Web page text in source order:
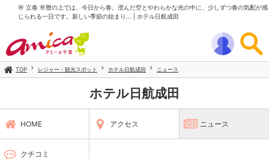
🌸 立春 🌸暦の上では、今日から春。澄んだ空とやわらかな光の中に、少しずつ春の気配が感
じられる一日です。新しい季節の始まり... | ホテル日航成田
TOP レジャー・観光スポット ホテル日航成田 ニュース
ホテル日航成田
HOME アクセス ニュース
クチコミ